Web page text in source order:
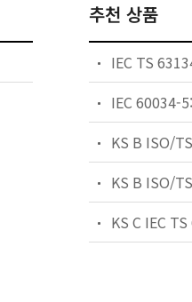
추천 상품